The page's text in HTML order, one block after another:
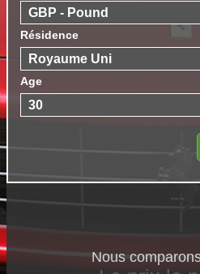
Résidence
Age
Nous